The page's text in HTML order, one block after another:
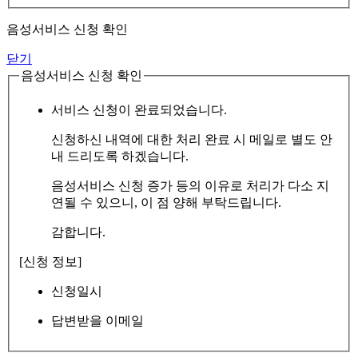
음성서비스 신청 확인
닫기
음성서비스 신청 확인
서비스 신청이 완료되었습니다.
신청하신 내역에 대한 처리 완료 시 메일로 별도 안
내 드리도록 하겠습니다.
음성서비스 신청 증가 등의 이유로 처리가 다소 지
연될 수 있으니, 이 점 양해 부탁드립니다.
감합니다.
[신청 정보]
신청일시
답변받을 이메일